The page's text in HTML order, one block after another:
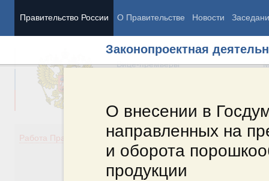
Правительство России О Правительстве Новости
Законопроектная
О внесении в
направленных на
и оборота
продукции
Председатель Правительства
Вице-премьеры
Работа Правительства
Демография
Здоровье
Культура